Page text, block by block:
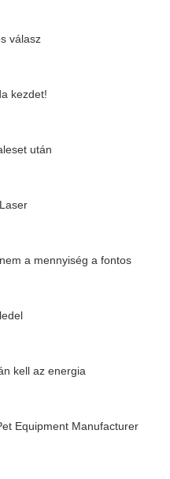
válasz
kezdet!
után
a mennyiség a fontos
kell az energia
Equipment Manufacturer